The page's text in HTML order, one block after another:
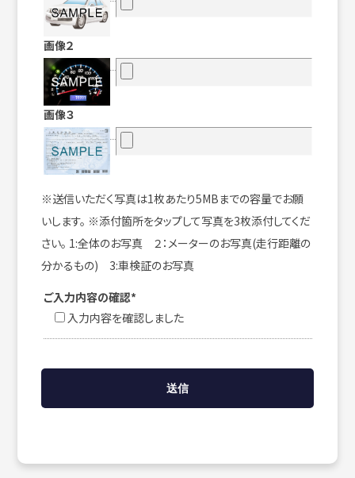
画像２
画像３
※送信いただく写真は1枚あたり5MBまでの容量でお願
いします。 ※添付箇所をタップして写真を3枚添付してくだ
さい。 1:全体のお写真 ２：メーターのお写真(走行距離の
分かるもの) 3:車検証のお写真
ご入力内容の確認*
入力内容を確認しました